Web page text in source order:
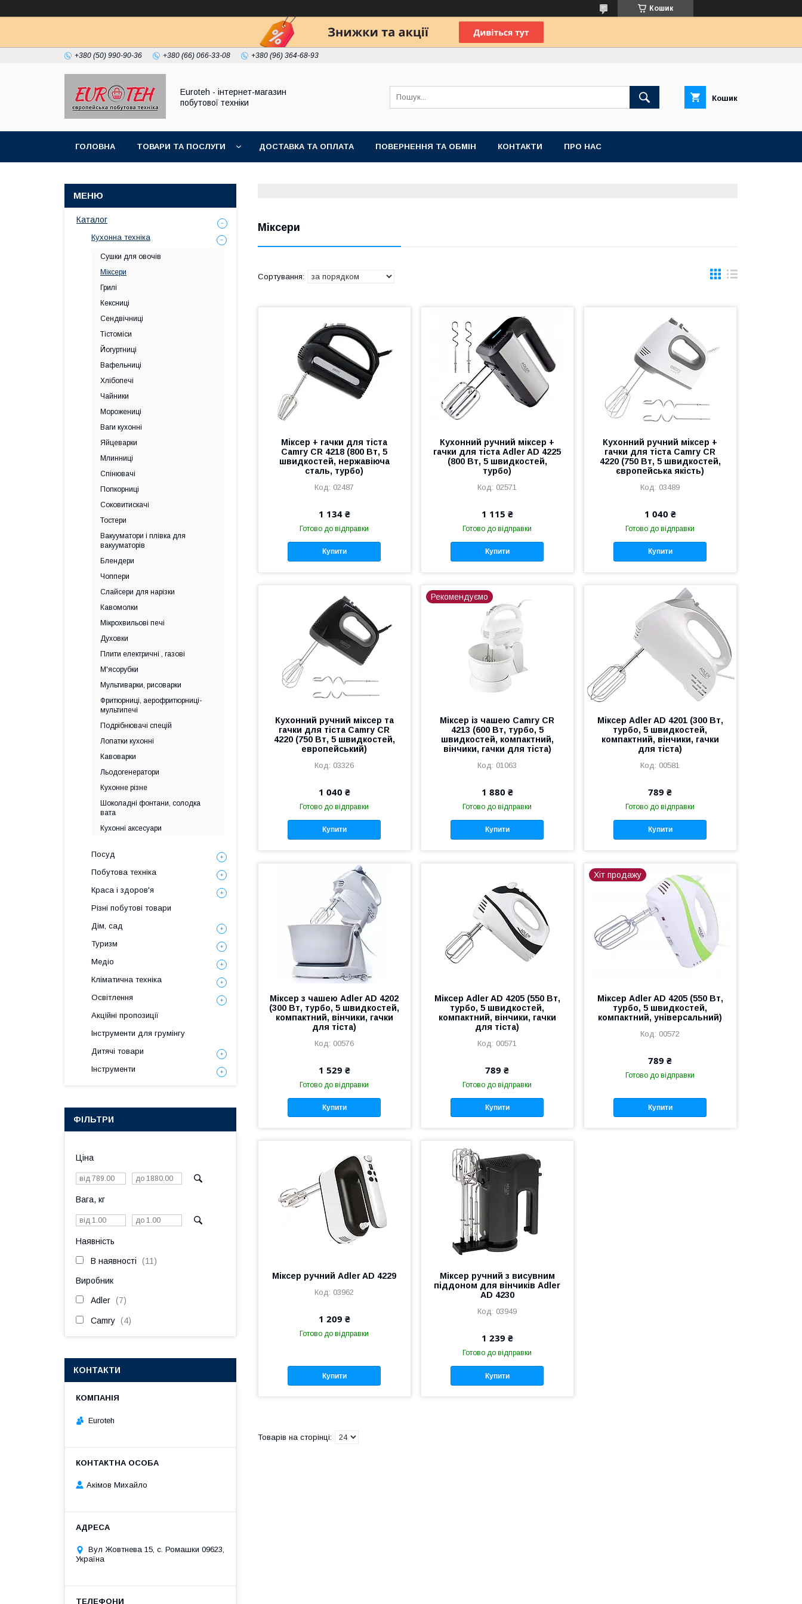
Кошик
+380 (50) 990-90-36 +380 (66) 066-33-08 +380 (96) 364-68-93
Euroteh - інтернет-магазин
побутової техніки
Кошик
ГОЛОВНА ТОВАРИ ТА ПОСЛУГИ ДОСТАВКА ТА ОПЛАТА ПОВЕРНЕННЯ ТА ОБМІН КОНТАКТИ ПРО НАС
Міксери
Міксер + гачки для тіста
Camry CR 4218 (800 Вт, 5
швидкостей, нержавіюча
сталь, турбо)
02487
1 134 ₴
Готово до відправки
Купити
Кухонний ручний міксер +
гачки для тіста Adler AD 4225
(800 Вт, 5 швидкостей,
турбо)
02571
1 115 ₴
Готово до відправки
Купити
Кухонний ручний міксер +
гачки для тіста Camry CR
4220 (750 Вт, 5 швидкостей,
європейська якість)
03489
1 040 ₴
Готово до відправки
Купити
Кухонний ручний міксер та
гачки для тіста Camry CR
4220 (750 Вт, 5 швидкостей,
европейський)
03326
1 040 ₴
Готово до відправки
Купити
Рекомендуємо
Міксер із чашею Сamry CR
4213 (600 Вт, турбо, 5
швидкостей, компактний,
вінчики, гачки для тіста)
01063
1 880 ₴
Готово до відправки
Купити
Міксер Adler AD 4201 (300 Вт,
турбо, 5 швидкостей,
компактний, вінчики, гачки
для тіста)
00581
789 ₴
Готово до відправки
Купити
Міксер з чашею Adler AD 4202
(300 Вт, турбо, 5 швидкостей,
компактний, вінчики, гачки
для тіста)
00576
1 529 ₴
Готово до відправки
Купити
Міксер Adler AD 4205 (550 Вт,
турбо, 5 швидкостей,
компактний, вінчики, гачки
для тіста)
00571
789 ₴
Готово до відправки
Купити
Хіт продажу
Міксер Adler AD 4205 (550 Вт,
турбо, 5 швидкостей,
компактний, універсальний)
00572
789 ₴
Готово до відправки
Купити
Міксер ручний Adler AD 4229
03962
1 209 ₴
Готово до відправки
Купити
Міксер ручний з висувним
піддоном для вінчиків Adler
AD 4230
03949
1 239 ₴
Готово до відправки
Купити
Каталог
Кухонна техніка
Сушки для овочів
Міксери
Грилі
Кексниці
Сендвічниці
Тістоміси
Йогуртниці
Вафельниці
Хлібопечі
Чайники
Морожениці
Ваги кухонні
Яйцеварки
Млинниці
Спінювачі
Попкорниці
Соковитискачі
Тостери
Вакууматори і плівка для
вакууматорів
Блендери
Чоппери
Слайсери для нарізки
Кавомолки
Мікрохвильові печі
Духовки
Плити електричні , газові
М'ясорубки
Мультиварки, рисоварки
Фритюрниці, аерофритюрниці-
мультипечі
Подрібнювачі спецій
Лопатки кухонні
Кавоварки
Льодогенератори
Кухонне різне
Шоколадні фонтани, солодка
вата
Кухонні аксесуари
Посуд
Побутова техніка
Краса і здоров'я
Різні побутові товари
Дім, сад
Туризм
Медіо
Кліматична техніка
Освітлення
Акційні пропозиції
Інструменти для грумінгу
Дитячі товари
Інструменти
ФІЛЬТРИ
Ціна
Вага, кг
Наявність
В наявності 11
Виробник
Adler 7
Camry 4
КОНТАКТИ
Euroteh
Акімов Михайло
Вул Жовтнева 15, с. Ромашки 09623,
Україна